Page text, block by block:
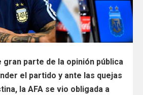
parte de la opinión pública
el partido y ante las quejas
la AFA se vio obligada a